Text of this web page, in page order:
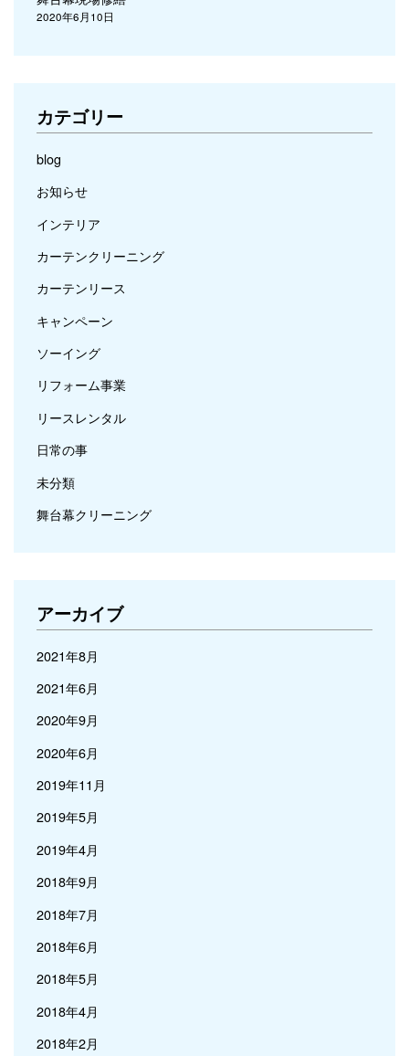
2020年6月10日
カテゴリー
blog
お知らせ
インテリア
カーテンクリーニング
カーテンリース
キャンペーン
ソーイング
リフォーム事業
リースレンタル
日常の事
未分類
舞台幕クリーニング
アーカイブ
2021年8月
2021年6月
2020年9月
2020年6月
2019年11月
2019年5月
2019年4月
2018年9月
2018年7月
2018年6月
2018年5月
2018年4月
2018年2月